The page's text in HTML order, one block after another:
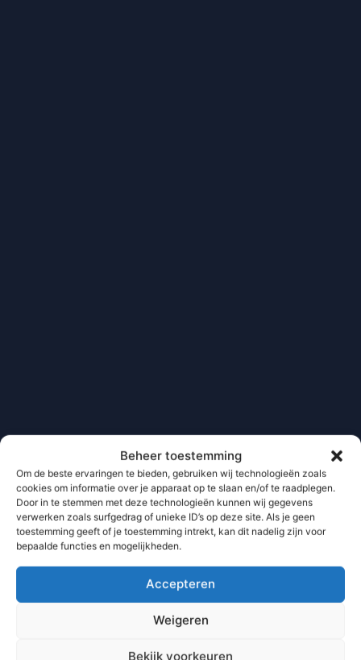
Beheer toestemming
Om de beste ervaringen te bieden, gebruiken wij technologieën zoals
cookies om informatie over je apparaat op te slaan en/of te raadplegen.
Door in te stemmen met deze technologieën kunnen wij gegevens
verwerken zoals surfgedrag of unieke ID’s op deze site. Als je geen
toestemming geeft of je toestemming intrekt, kan dit nadelig zijn voor
bepaalde functies en mogelijkheden.
Accepteren
Weigeren
Bekijk voorkeuren